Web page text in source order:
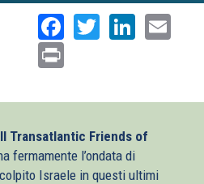
Facebook
Twitter
Il Transatlantic Friends of
fermamente l’ondata di
Israele in questi ultimi